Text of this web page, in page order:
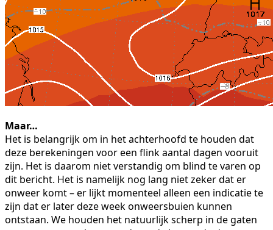
Maar…
Het is belangrijk om in het achterhoofd te houden dat
deze berekeningen voor een flink aantal dagen vooruit
zijn. Het is daarom niet verstandig om blind te varen op
dit bericht. Het is namelijk nog lang niet zeker dat er
onweer komt – er lijkt momenteel alleen een indicatie te
zijn dat er later deze week onweersbuien kunnen
ontstaan. We houden het natuurlijk scherp in de gaten